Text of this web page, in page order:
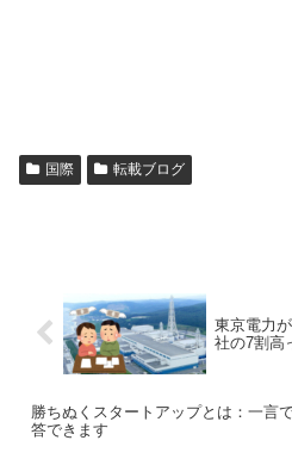
国際 転載ブログ
東京電力
社の7割高
勝ちぬくスタートアップとは：一言
答できます